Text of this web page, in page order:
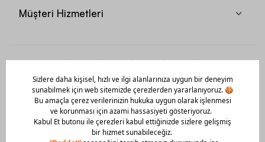
Müşteri Hizmetleri
Mobil Uygulamamızı Hemen İndir!